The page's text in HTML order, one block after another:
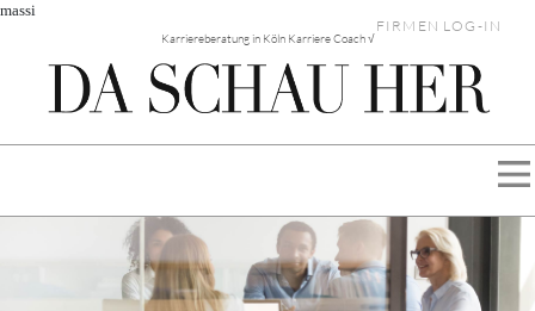
massi
Karriereberatung in Köln Karriere Coach √
FIRMEN LOG-IN